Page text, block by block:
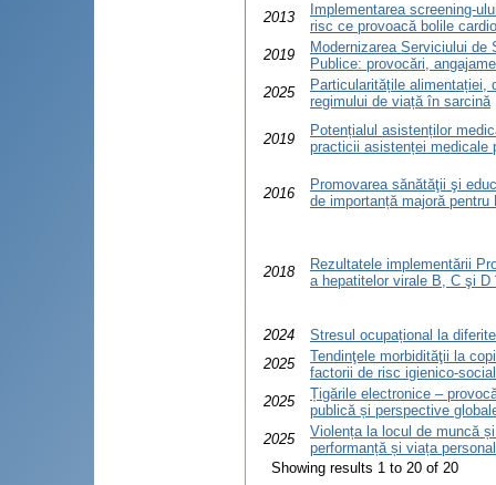
2013
Implementarea screening-
risc ce provoacă bolile
2019
Modernizarea Serviciului de
Publice: provocări,
2025
Particularitățile alimentației,
regimului de viață în sarcină
2019
Potențialul asistenților
practicii asistenței medicale
2016
Promovarea sănătăţii şi
de importanță majoră pentru
2018
Rezultatele implementării
a hepatitelor virale B, C şi D
2024
Stresul ocupațional la
2025
Tendinţele morbidităţii la
factorii de risc igienico-
2025
Țigările electronice –
publică și perspective
2025
Violența la locul de muncă
performanță și viața
Showing results 1 to 20 of 20